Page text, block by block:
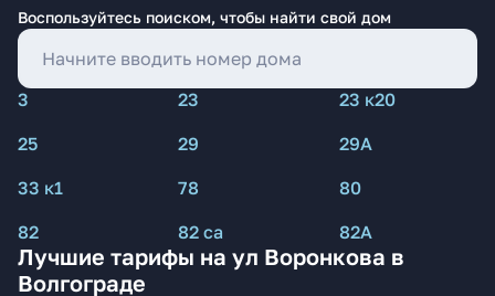
Воспользуйтесь поиском, чтобы найти свой дом
3 23
23 к20
25
29
29А
33 к1
78
80
82
82 са 82А
Лучшие тарифы на ул Воронкова в
Волгограде